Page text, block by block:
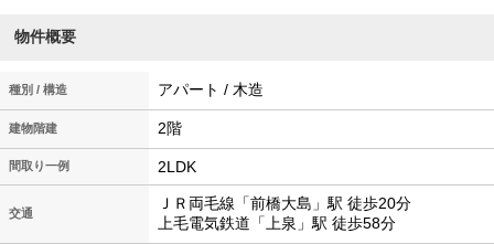
物件概要
種別 / 構造 アパート / 木造
建物階建 2階
間取り一例 2LDK
交通
ＪＲ両毛線「前橋大島」駅 徒歩20分
上毛電気鉄道「上泉」駅 徒歩58分